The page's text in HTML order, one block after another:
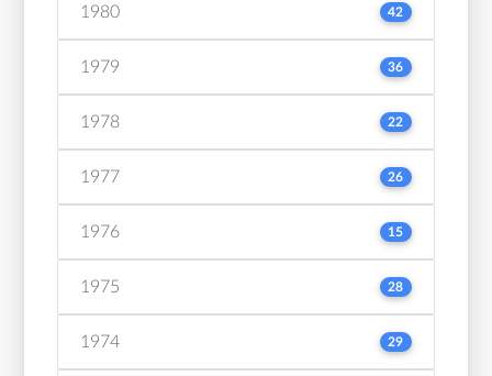
1980 42
1979 36
1978 22
1977 26
1976 15
1975 28
1974 29